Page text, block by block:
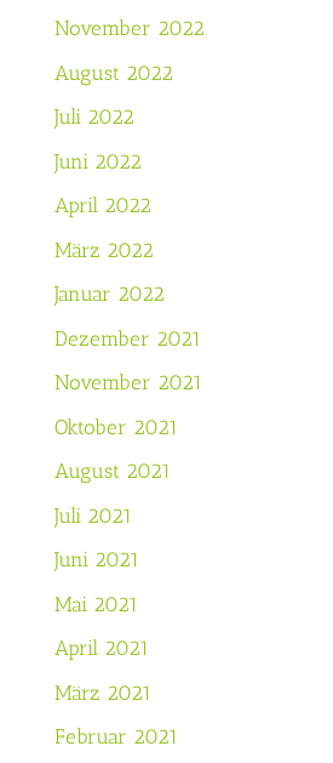
November 2022
August 2022
Juli 2022
Juni 2022
April 2022
März 2022
Januar 2022
Dezember 2021
November 2021
Oktober 2021
August 2021
Juli 2021
Juni 2021
Mai 2021
April 2021
März 2021
Februar 2021